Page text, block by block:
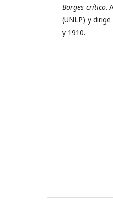
Borges crítico.
(UNLP) y
y 1910.